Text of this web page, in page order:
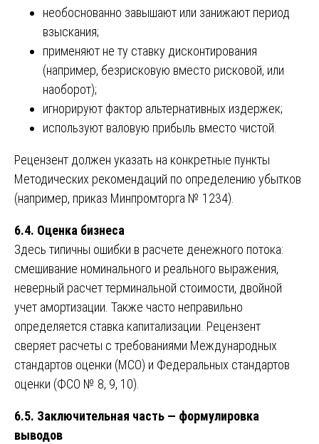
необоснованно завышают или занижают период
взыскания;
применяют не ту ставку дисконтирования
(например, безрисковую вместо рисковой, или
наоборот);
игнорируют фактор альтернативных издержек;
используют валовую прибыль вместо чистой.
Рецензент должен указать на конкретные пункты
Методических рекомендаций по определению убытков
(например, приказ Минпромторга № 1234).
6.4. Оценка бизнеса
Здесь типичны ошибки в расчете денежного потока:
смешивание номинального и реального выражения,
неверный расчет терминальной стоимости, двойной
учет амортизации. Также часто неправильно
определяется ставка капитализации. Рецензент
сверяет расчеты с требованиями Международных
стандартов оценки (МСО) и Федеральных стандартов
оценки (ФСО № 8, 9, 10).
6.5. Заключительная часть — формулировка
выводов